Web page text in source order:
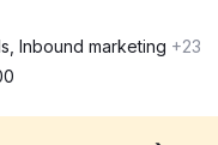
Inbound marketing +23